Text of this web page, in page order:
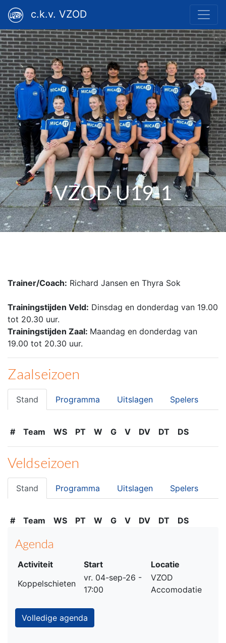
c.k.v. VZOD
VZOD U19-1
Trainer/Coach: Richard Jansen en Thyra Sok
Trainingstijden Veld: Dinsdag en donderdag van 19.00
tot 20.30 uur.
Trainingstijden Zaal: Maandag en donderdag van
19.00 tot 20.30 uur.
Zaalseizoen
Stand Programma Uitslagen Spelers
# Team WS PT W G V DV DT DS
Veldseizoen
Stand Programma Uitslagen Spelers
# Team WS PT W G V DV DT DS
Agenda
Activiteit Start
Locatie
Koppelschieten
vr. 04-sep-26 -
17:00
VZOD
Accomodatie
Volledige agenda